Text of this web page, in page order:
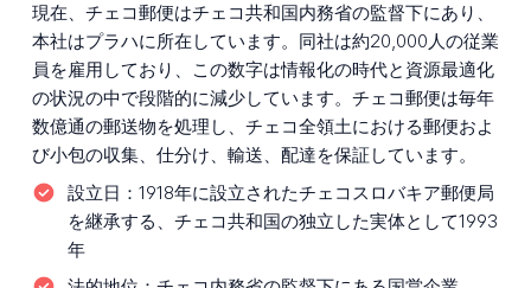
現在、チェコ郵便はチェコ共和国内務省の監督下にあり、
本社はプラハに所在しています。同社は約20,000人の従業
員を雇用しており、この数字は情報化の時代と資源最適化
の状況の中で段階的に減少しています。チェコ郵便は毎年
数億通の郵送物を処理し、チェコ全領土における郵便およ
び小包の収集、仕分け、輸送、配達を保証しています。
設立日： 1918年に設立されたチェコスロバキア郵便局
を継承する、チェコ共和国の独立した実体として1993
年